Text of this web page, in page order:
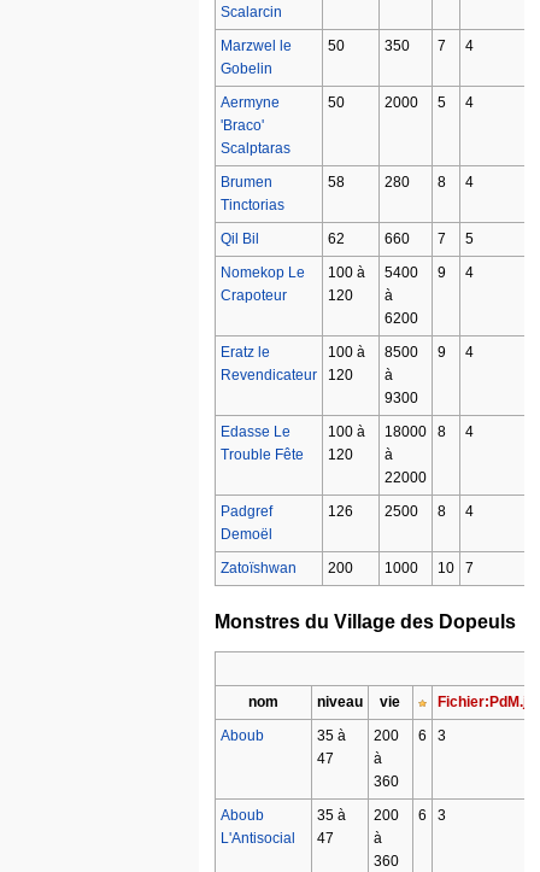
Scalarcin
Marzwel le
Gobelin
50 350 7 4
Aermyne
'Braco'
Scalptaras
50 2000 5 4
Brumen
Tinctorias
58 280 8 4
Qil Bil 62 660 7
5
Nomekop Le
Crapoteur
100 à
120
5400
à
6200
9 4
Eratz le
Revendicateur
100 à
120
8500
à
9300
9 4
Edasse Le
Trouble Fête
100 à
120
18000
à
22000
8 4
Padgref
Demoël
126 2500 8 4
Zatoïshwan 200 1000 10 7
Monstres du Village des Dopeuls
nom niveau vie
Aboub
35 à
47
200
à
360
6 3
Aboub
L'Antisocial
35 à
47
200
à
360
6 3